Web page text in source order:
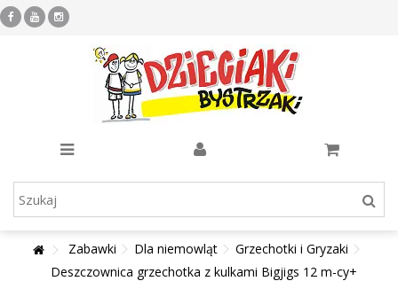
Zabawki Dla niemowląt
Grzechotki i Gryzaki
Deszczownica grzechotka z kulkami Bigjigs 12 m-cy+